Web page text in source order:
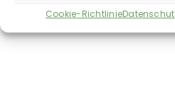
Cookie-Richtlinie